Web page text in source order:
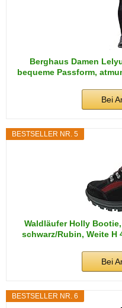
Berghaus Damen
bequeme Passform,
Bei
BESTSELLER NR. 5
Waldläufer Holly
schwarz/Rubin, Weite H
Bei
BESTSELLER NR. 6